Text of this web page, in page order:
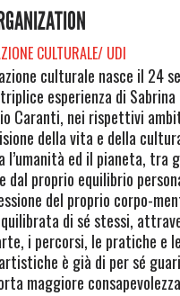
CULTURALE/ UDI
culturale nasce il 24
esperienza di Sabrina
Caranti, nei rispettivi
della vita e della
l’umanità ed il pianeta, tra
dal proprio equilibrio
del proprio corpo-
di sé stessi,
i percorsi, le pratiche e
è già di per sé
maggiore